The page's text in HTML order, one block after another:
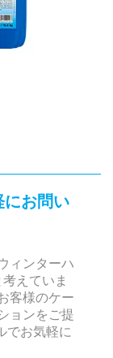
にお問い
ィンターハ
えていま
客様のケー
ョンをご提
でお気軽に